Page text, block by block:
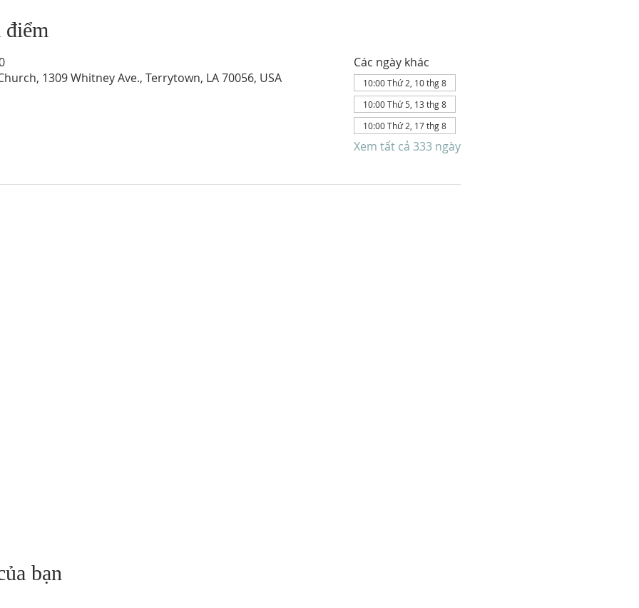
1309 Whitney Ave., Terrytown, LA 70056, USA
Các ngày khác
10:00 Thứ 2, 10 thg 8
10:00 Thứ 5, 13 thg 8
10:00 Thứ 2, 17 thg 8
Xem tất cả 333 ngày
bạn